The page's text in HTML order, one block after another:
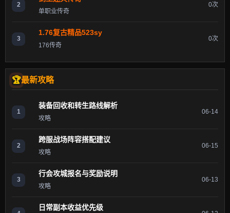
2
单职业传奇
0次
3
1.76复古精品523sy
176传奇
0次
最新攻略
1
装备回收和转生路线解析
攻略
06-14
2
跨服战场阵容搭配建议
攻略
06-15
3
行会攻城报名与奖励说明
攻略
06-13
日常副本收益优先级